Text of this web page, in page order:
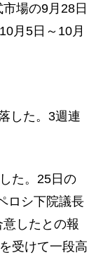
場の9月28日
月5日～10月
した。3週連
た。25日の
ロシ下院議長
したとの報
受けて一段高